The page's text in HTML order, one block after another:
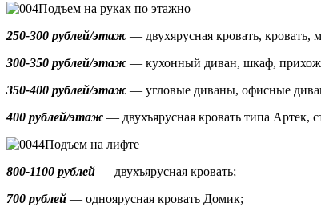
Подъем на руках по этажно
250-300 рублей/этаж — двухярусная кровать, кровать,
300-350 рублей/этаж — кухонный диван, шкаф,
350-400 рублей/этаж — угловые диваны, офисные
400 рублей/этаж — двухъярусная кровать типа Артек,
Подъем на лифте
800-1100 рублей — двухъярусная кровать;
700 рублей — одноярусная кровать Домик;